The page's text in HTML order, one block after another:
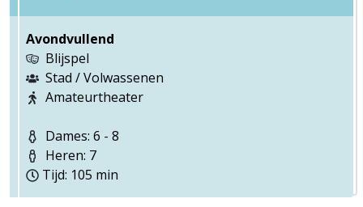
Avondvullend
Blijspel
Stad / Volwassenen
Amateurtheater
Dames: 6 - 8
Heren: 7
Tijd: 105 min